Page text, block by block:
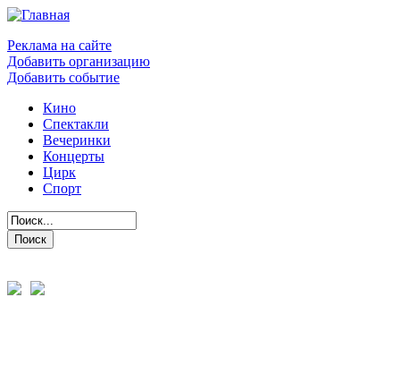
Реклама на сайте
Добавить организацию
Добавить событие
Кино
Спектакли
Вечеринки
Концерты
Цирк
Спорт